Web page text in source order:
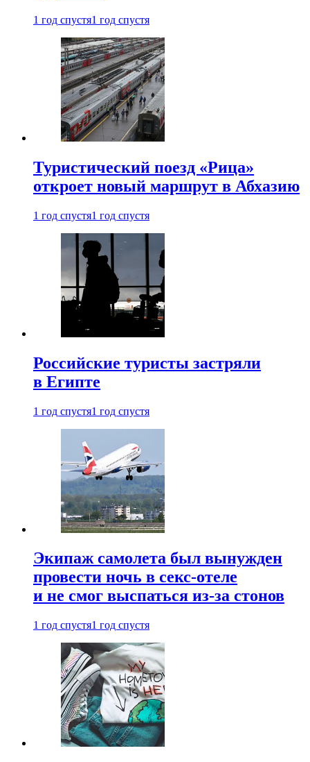
1 год спустя1 год спустя
Туристический поезд «Рица»
откроет новый маршрут в Абхазию
1 год спустя1 год спустя
Российские туристы застряли
в Египте
1 год спустя1 год спустя
Экипаж самолета был вынужден
провести ночь в секс-отеле
и не смог выспаться из-за стонов
1 год спустя1 год спустя